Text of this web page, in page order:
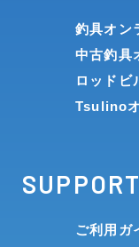
釣具オン
中古釣具
ロッドビ
Tsulino
SUPPORT
ご利用ガ